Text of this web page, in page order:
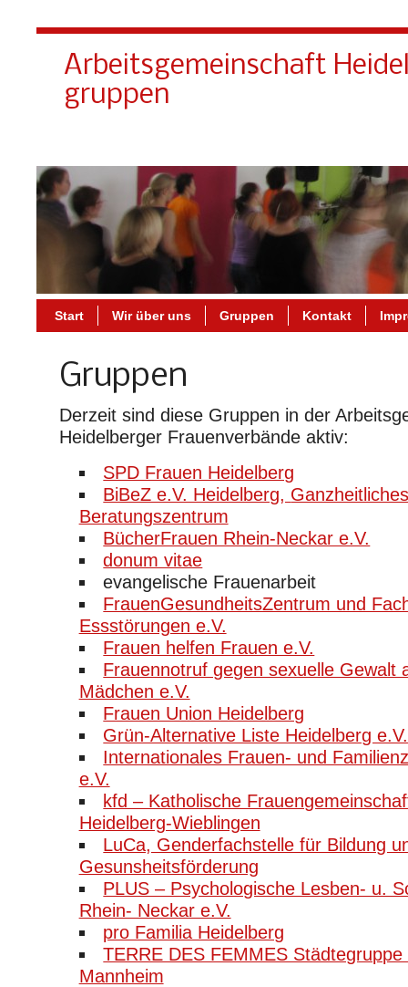
Arbeitsgemeinschaft
gruppen
Start Wir über uns Gruppen Kontakt
Gruppen
Derzeit sind diese Gruppen in der
Heidelberger Frauenverbände aktiv:
SPD Frauen Heidelberg
BiBeZ e.V. Heidelberg,
Beratungszentrum
BücherFrauen Rhein-Neckar e.V.
donum vitae
evangelische Frauenarbeit
FrauenGesundheitsZentrum und
Essstörungen e.V.
Frauen helfen Frauen e.V.
Frauennotruf gegen sexuelle Gewalt
Mädchen e.V.
Frauen Union Heidelberg
Grün-Alternative Liste Heidelberg
Internationales Frauen- und
e.V.
kfd – Katholische
Heidelberg-Wieblingen
LuCa, Genderfachstelle für Bildung
Gesunsheitsförderung
PLUS – Psychologische Lesben- u.
Rhein- Neckar e.V.
pro Familia Heidelberg
TERRE DES FEMMES
Mannheim